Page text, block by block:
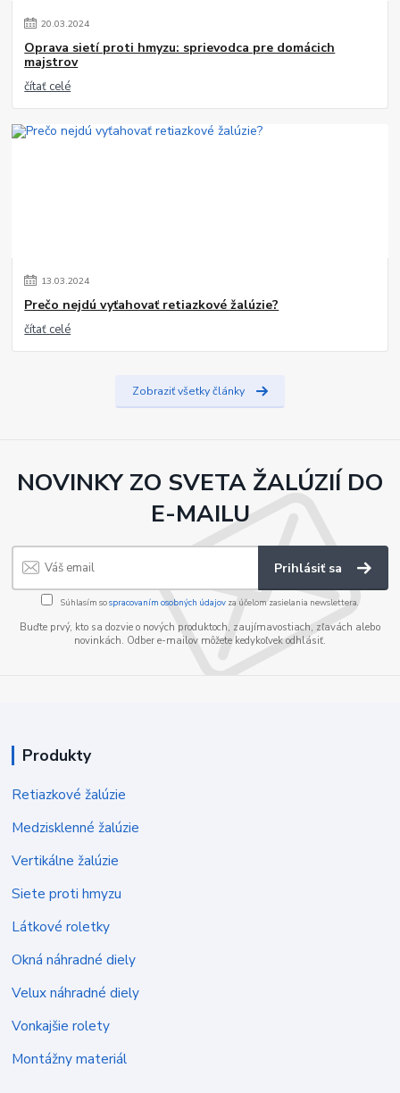
20.03.2024
Oprava sietí proti hmyzu: sprievodca pre domácich
majstrov
čítať celé
13.03.2024
Prečo nejdú vyťahovať retiazkové žalúzie?
čítať celé
Zobraziť všetky články
NOVINKY ZO SVETA ŽALÚZIÍ DO
E-MAILU
Prihlásiť sa
Súhlasím sospracovaním osobných údajov za účelom zasielania newslettera.
Buďte prvý, kto sa dozvie o nových produktoch, zaujímavostiach, zľavách alebo
novinkách. Odber e-mailov môžete kedykoľvek odhlásiť.
Produkty
Retiazkové žalúzie
Medzisklenné žalúzie
Vertikálne žalúzie
Siete proti hmyzu
Látkové roletky
Okná náhradné diely
Velux náhradné diely
Vonkajšie rolety
Montážny materiál